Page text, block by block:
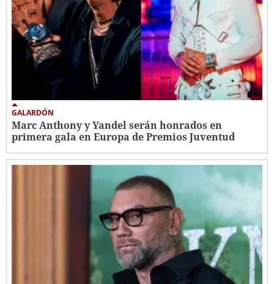
GALARDÓN
Marc Anthony y Yandel serán honrados en
primera gala en Europa de Premios Juventud